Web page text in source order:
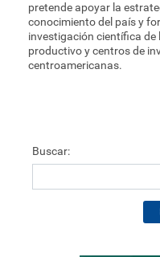
pretende apoyar la
conocimiento del país y
investigación científica
productivo y centros de
centroamericanas.
Buscar: